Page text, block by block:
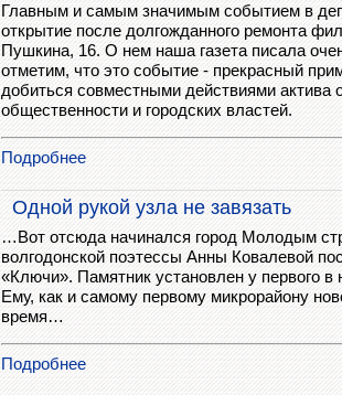
Главным и самым значимым событием в
открытие после долгожданного ремонта
Пушкина, 16. О нем наша газета писала
отметим, что это событие - прекрасный
добиться совместными действиями актива
общественности и городских властей.
Подробнее
Одной рукой узла не завязать
…Вот отсюда начинался город Молодым
волгодонской поэтессы Анны Ковалевой
«Ключи». Памятник установлен у первого
Ему, как и самому первому микрорайону
время…
Подробнее